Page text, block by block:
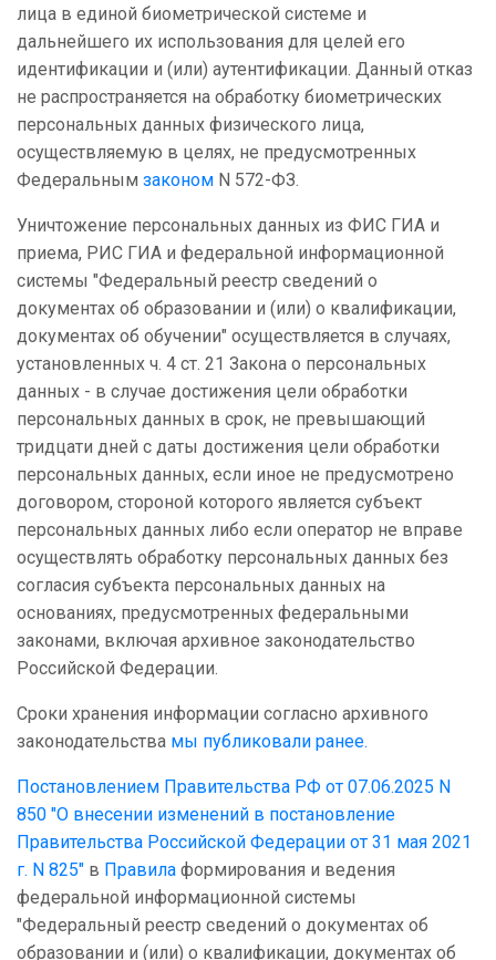
лица в единой биометрической системе и
дальнейшего их использования для целей его
идентификации и (или) аутентификации. Данный отказ
не распространяется на обработку биометрических
персональных данных физического лица,
осуществляемую в целях, не предусмотренных
Федеральным законом N 572-ФЗ.
Уничтожение персональных данных из ФИС ГИА и
приема, РИС ГИА и федеральной информационной
системы "Федеральный реестр сведений о
документах об образовании и (или) о квалификации,
документах об обучении" осуществляется в случаях,
установленных ч. 4 ст. 21 Закона о персональных
данных - в случае достижения цели обработки
персональных данных в срок, не превышающий
тридцати дней с даты достижения цели обработки
персональных данных, если иное не предусмотрено
договором, стороной которого является субъект
персональных данных либо если оператор не вправе
осуществлять обработку персональных данных без
согласия субъекта персональных данных на
основаниях, предусмотренных федеральными
законами, включая архивное законодательство
Российской Федерации.
Сроки хранения информации согласно архивного
законодательства мы публиковали ранее.
Постановлением Правительства РФ от 07.06.2025 N
850 "О внесении изменений в постановление
Правительства Российской Федерации от 31 мая 2021
г. N 825" в Правила формирования и ведения
федеральной информационной системы
"Федеральный реестр сведений о документах об
образовании и (или) о квалификации, документах об